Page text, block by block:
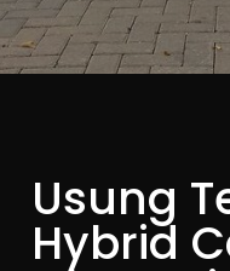
Usung
Hybrid